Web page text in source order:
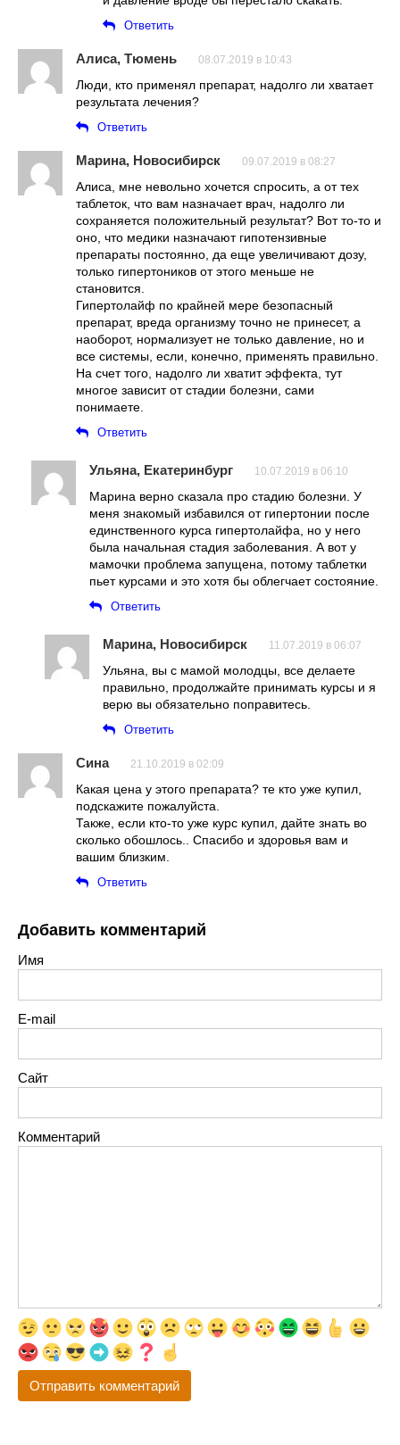
Ответить
Алиса, Тюмень 08.07.2019 в 10:43
Люди, кто применял препарат, надолго ли хватает
результата лечения?
Ответить
Марина, Новосибирск 09.07.2019 в 08:27
Алиса, мне невольно хочется спросить, а от тех
таблеток, что вам назначает врач, надолго ли
сохраняется положительный результат? Вот то-то и
оно, что медики назначают гипотензивные
препараты постоянно, да еще увеличивают дозу,
только гипертоников от этого меньше не
становится.
Гипертолайф по крайней мере безопасный
препарат, вреда организму точно не принесет, а
наоборот, нормализует не только давление, но и
все системы, если, конечно, применять правильно.
На счет того, надолго ли хватит эффекта, тут
многое зависит от стадии болезни, сами
понимаете.
Ответить
Ульяна, Екатеринбург 10.07.2019 в 06:10
Марина верно сказала про стадию болезни. У
меня знакомый избавился от гипертонии после
единственного курса гипертолайфа, но у него
была начальная стадия заболевания. А вот у
мамочки проблема запущена, потому таблетки
пьет курсами и это хотя бы облегчает состояние.
Ответить
Марина, Новосибирск 11.07.2019 в 06:07
Ульяна, вы с мамой молодцы, все делаете
правильно, продолжайте принимать курсы и я
верю вы обязательно поправитесь.
Ответить
Сина 21.10.2019 в 02:09
Какая цена у этого препарата? те кто уже купил,
подскажите пожалуйста.
Также, если кто-то уже курс купил, дайте знать во
сколько обошлось.. Спасибо и здоровья вам и
вашим близким.
Ответить
Добавить комментарий
Имя
E-mail
Сайт
Комментарий